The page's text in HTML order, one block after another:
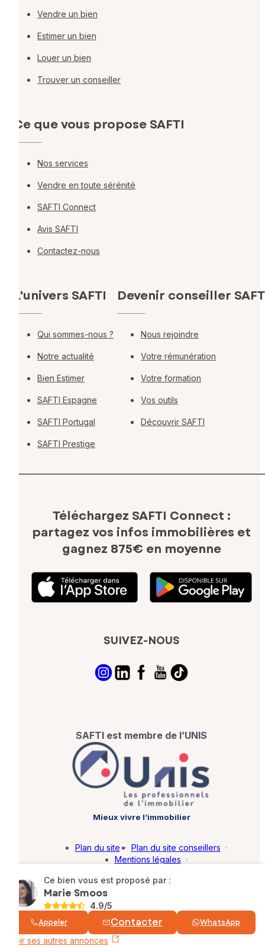
Ce bien vous est proposé par :
Marie Smoos
4.9/5
Appeler Contacter WhatsApp
Voir ses autres annonces
Vendre un bien
Estimer un bien
Louer un bien
Trouver un conseiller
Ce que vous propose SAFTI
Nos services
Vendre en toute sérénité
SAFTI Connect
Avis SAFTI
Contactez-nous
L'univers SAFTI
Qui sommes-nous ?
Notre actualité
Bien Estimer
SAFTI Espagne
SAFTI Portugal
SAFTI Prestige
Devenir conseiller
Nous rejoindre
Votre rémunération
Votre formation
Vos outils
Découvrir SAFTI
Téléchargez SAFTI Connect :
partagez vos infos immobilières et
gagnez 875€ en moyenne
SUIVEZ-NOUS
SAFTI est membre de l’UNIS
Mieux vivre l’immobilier
© SAFTI 2026. Tous droits réservés.
Plan du site · Plan du site conseillers ·
Mentions légales ·
Barème d'honoraires · Paramétrer mes cookies